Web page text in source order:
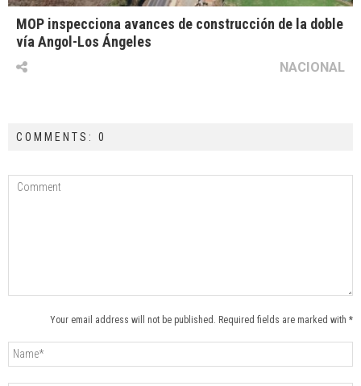
MOP inspecciona avances de construcción de la doble
vía Angol-Los Ángeles
NACIONAL
COMMENTS: 0
Your email address will not be published. Required fields are marked with *